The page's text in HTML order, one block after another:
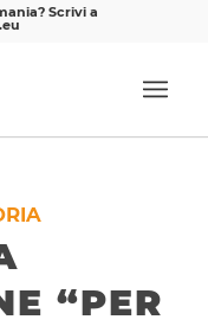
Scrivi a
“PER